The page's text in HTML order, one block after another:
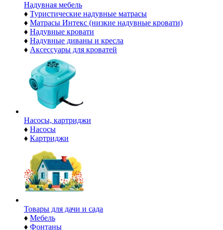
Надувная мебель
♦ Туристические надувные матрасы
♦ Матрасы Интекс (низкие надувные кровати)
♦ Надувные кровати
♦ Надувные диваны и кресла
♦ Аксессуары для кроватей
Насосы, картриджи
♦ Насосы
♦ Картриджи
Товары для дачи и сада
♦ Мебель
♦ Фонтаны